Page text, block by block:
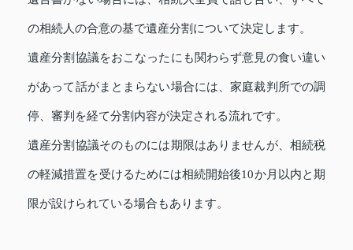
の相続人の合意の基で遺産分割について決定します。
遺産分割協議をおこなったにも関わらず意見の食い違い
があって話がまとまらない場合には、家庭裁判所での調
停、審判を経て分割内容が決定される流れです。
遺産分割協議そのものには期限はありませんが、相続税
の軽減措置を受けるためには相続開始後10か月以内と期
限が設けられている場合もあります。